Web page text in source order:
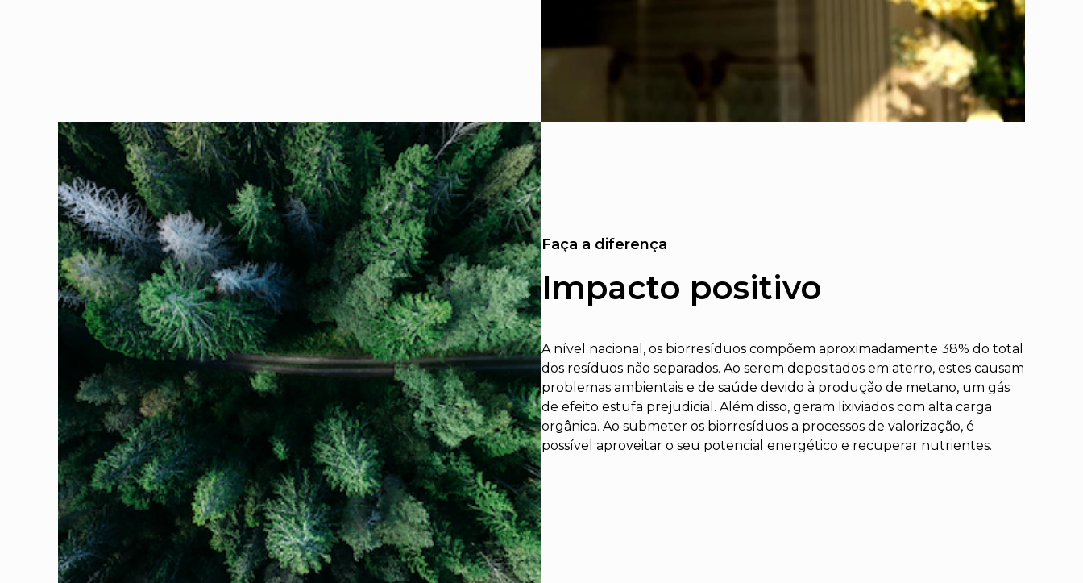
Faça a diferença
Impacto positivo
A nível nacional, os biorresíduos compõem aproximadamente 38% do total
dos resíduos não separados. Ao serem depositados em aterro, estes causam
problemas ambientais e de saúde devido à produção de metano, um gás
de efeito estufa prejudicial. Além disso, geram lixiviados com alta carga
orgânica. Ao submeter os biorresíduos a processos de valorização, é
possível aproveitar o seu potencial energético e recuperar nutrientes.